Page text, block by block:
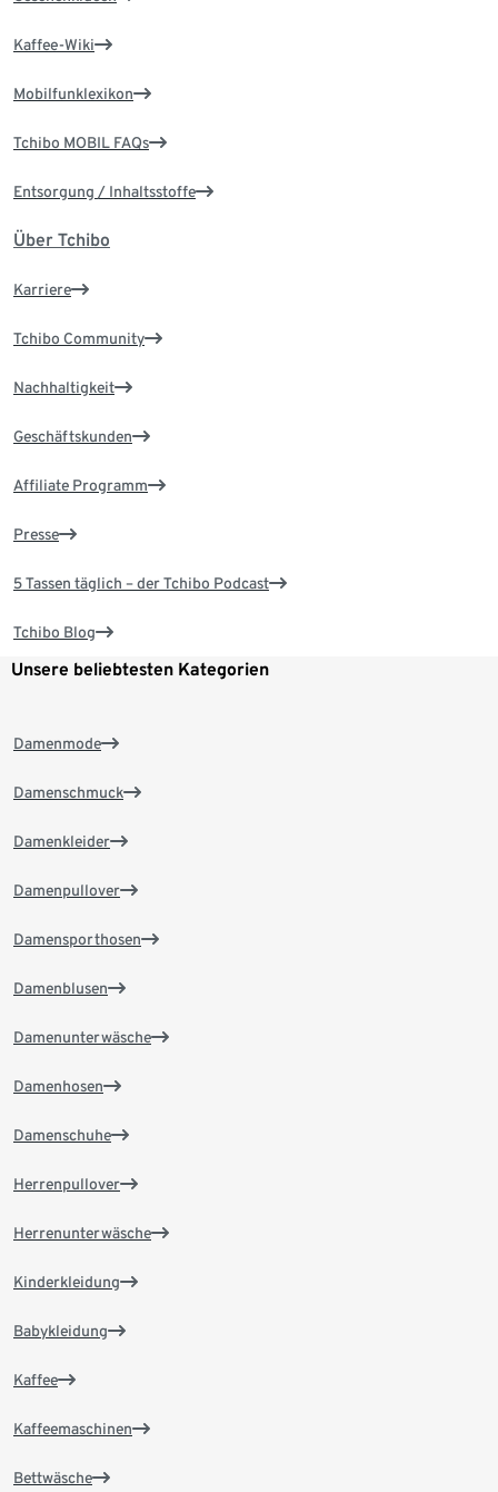
Kaffee-Wiki
Mobilfunklexikon
Tchibo MOBIL FAQs
Entsorgung / Inhaltsstoffe
Über Tchibo
Karriere
Tchibo Community
Nachhaltigkeit
Geschäftskunden
Affiliate Programm
Presse
5 Tassen täglich – der Tchibo Podcast
Tchibo Blog
Unsere beliebtesten Kategorien
Damenmode
Damenschmuck
Damenkleider
Damenpullover
Damensporthosen
Damenblusen
Damenunterwäsche
Damenhosen
Damenschuhe
Herrenpullover
Herrenunterwäsche
Kinderkleidung
Babykleidung
Kaffee
Kaffeemaschinen
Bettwäsche